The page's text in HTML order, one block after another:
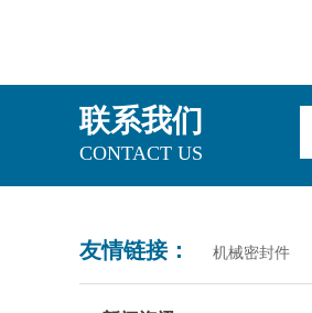
联系我们
CONTACT US
友情链接： 机械密封件